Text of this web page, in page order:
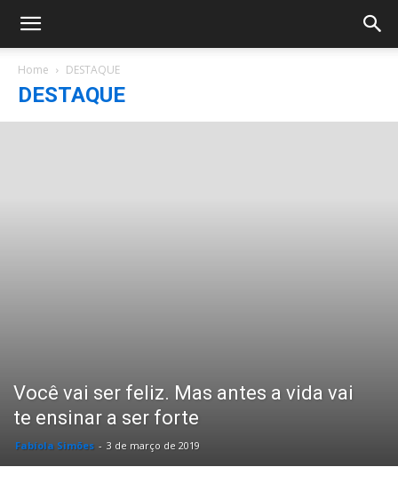
Home DESTAQUE
DESTAQUE
Você vai ser feliz. Mas antes a vida vai
te ensinar a ser forte
Fabíola Simões - 3 de março de 2019